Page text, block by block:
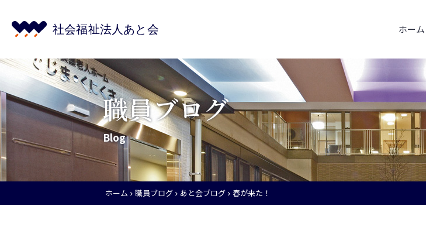
ホーム
職員ブログ
Blog
ホーム 職員ブログ あと会ブログ 春が来た！